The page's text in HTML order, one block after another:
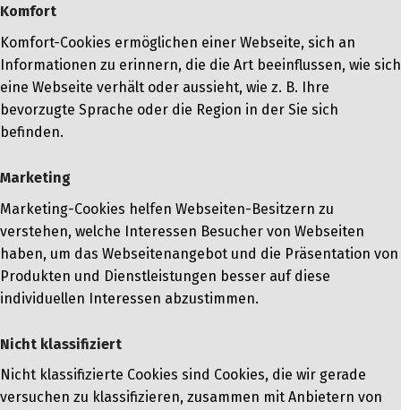
Komfort
Komfort-Cookies ermöglichen einer Webseite, sich an
Informationen zu erinnern, die die Art beeinflussen, wie sich
eine Webseite verhält oder aussieht, wie z. B. Ihre
bevorzugte Sprache oder die Region in der Sie sich
befinden.
Marketing
Marketing-Cookies helfen Webseiten-Besitzern zu
verstehen, welche Interessen Besucher von Webseiten
haben, um das Webseitenangebot und die Präsentation von
Produkten und Dienstleistungen besser auf diese
individuellen Interessen abzustimmen.
Nicht klassifiziert
Nicht klassifizierte Cookies sind Cookies, die wir gerade
versuchen zu klassifizieren, zusammen mit Anbietern von